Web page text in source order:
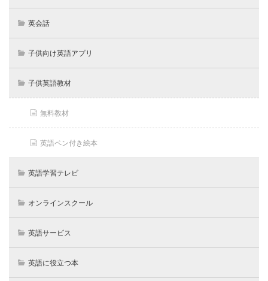
英会話
子供向け英語アプリ
子供英語教材
無料教材
英語ペン付き絵本
英語学習テレビ
オンラインスクール
英語サービス
英語に役立つ本